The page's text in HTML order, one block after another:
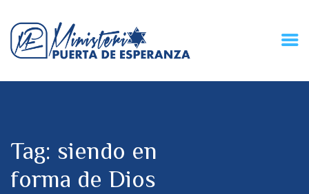
Tag: siendo en
forma de Dios
MPE TV
DONACIONES